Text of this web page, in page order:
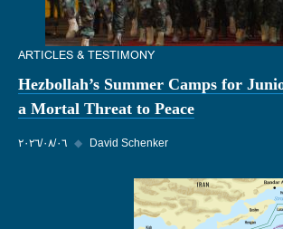
ARTICLES & TESTIMONY
Hezbollah’s Summer Camps for
a Mortal Threat to Peace
٠٦‏/٠٨‏/٢٠٢٦ ◆ David Schenker